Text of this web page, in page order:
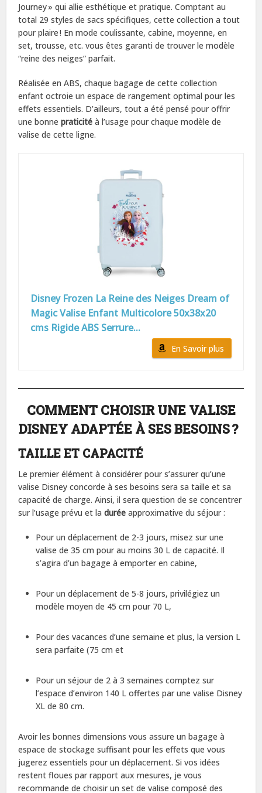
Journey » qui allie esthétique et pratique. Comptant au
total 29 styles de sacs spécifiques, cette collection a tout
pour plaire ! En mode coulissante, cabine, moyenne, en
set, trousse, etc. vous êtes garanti de trouver le modèle
“reine des neiges” parfait.
Réalisée en ABS, chaque bagage de cette collection
enfant octroie un espace de rangement optimal pour les
effets essentiels. D’ailleurs, tout a été pensé pour offrir
une bonnepraticité à l’usage pour chaque modèle de
valise de cette ligne.
Disney Frozen La Reine des Neiges Dream of
Magic Valise Enfant Multicolore 50x38x20
cms Rigide ABS Serrure...
En Savoir plus
COMMENT CHOISIR UNE VALISE
DISNEY ADAPTÉE À SES BESOINS ?
TAILLE ET CAPACITÉ
Le premier élément à considérer pour s’assurer qu’une
valise Disney concorde à ses besoins sera sa taille et sa
capacité de charge. Ainsi, il sera question de se concentrer
sur l’usage prévu et la durée approximative du séjour :
Pour un déplacement de 2-3 jours, misez sur une
valise de 35 cm pour au moins 30 L de capacité. Il
s’agira d’un bagage à emporter en cabine,
Pour un déplacement de 5-8 jours, privilégiez un
modèle moyen de 45 cm pour 70 L,
Pour des vacances d’une semaine et plus, la version L
sera parfaite (75 cm et
Pour un séjour de 2 à 3 semaines comptez sur
l’espace d’environ 140 L offertes par une valise Disney
XL de 80 cm.
Avoir les bonnes dimensions vous assure un bagage à
espace de stockage suffisant pour les effets que vous
jugerez essentiels pour un déplacement. Si vos idées
restent floues par rapport aux mesures, je vous
recommande de choisir un set de valise composé des